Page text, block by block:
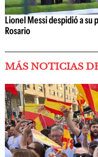
Lionel Messi despidió a su
Rosario
MÁS NOTICIAS